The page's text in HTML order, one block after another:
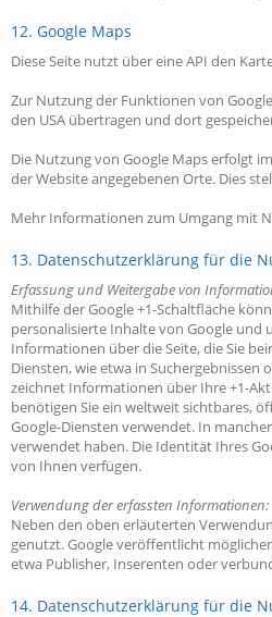
12. Google Maps
Diese Seite nutzt über eine API den
Zur Nutzung der Funktionen von
den USA übertragen und dort
Die Nutzung von Google Maps erfolgt
der Website angegebenen Orte. Dies
Mehr Informationen zum Umgang mit
13. Datenschutzerklärung für die
Erfassung und Weitergabe von
Mithilfe der Google +1-Schaltfläche
personalisierte Inhalte von Google und
Informationen über die Seite, die Sie
Diensten, wie etwa in
zeichnet Informationen über Ihre +1-
benötigen Sie ein weltweit sichtbares,
Google-Diensten verwendet. In
verwendet haben. Die Identität Ihres
von Ihnen verfügen.
Verwendung der erfassten Informationen:
Neben den oben erläuterten
genutzt. Google veröffentlicht
etwa Publisher, Inserenten oder
14. Datenschutzerklärung für die